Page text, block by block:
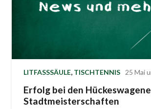
LITFASSSÄULE, TISCHTENNIS 25 Mai
Erfolg bei den
Stadtmeisterschaften